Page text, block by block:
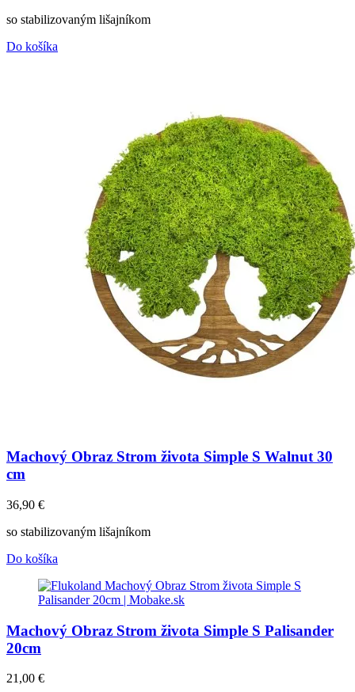
so stabilizovaným lišajníkom
Do košíka
Machový Obraz Strom života Simple S Walnut 30
cm
36,90 €
so stabilizovaným lišajníkom
Do košíka
Machový Obraz Strom života Simple S Palisander
20cm
21,00 €